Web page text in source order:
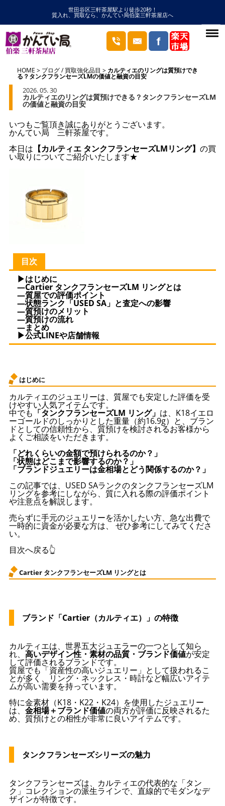
世田谷区三軒茶屋駅より徒歩20秒！
質入れ、買取なら、かんてい局伯楽三軒茶屋店へ
HOME ブログ/買取強化品目 カルティエのリングは質預けでき
る？タンクフランセーズLMの価値と融資の目安
2026. 05. 30
カルティエのリングは質預けできる？タンクフランセーズLM
の価値と融資の目安
いつもご覧頂き誠にありがとうございます。
かんてい局 三軒茶屋です。
本日は 【カルティエ タンクフランセーズLMリング】 の買
い取りについてご紹介いたします★
目次
▶はじめに
—Cartier タンクフランセーズLM リングとは
—質屋での評価ポイント
—状態ランク「USED SA」と査定への影響
—質預けのメリット
—質預けの流れ
—まとめ
▶公式LINEや店舗情報
はじめに
カルティエのジュエリーは、質屋でも安定した評価を受
けやすい人気アイテムです。
中でも 「タンクフランセーズLM リング」 は、K18イエロ
ーゴールドのしっかりとした重量（約16.9g）と、ブラン
ドとしての信頼性から、質預けを検討されるお客様から
よくご相談をいただきます。
「どれくらいの金額で預けられるのか？」
「状態はどこまで影響するのか？」
「ブランドジュエリーは金相場とどう関係するのか？」
この記事では、USED SAランクのタンクフランセーズLM
リングを参考にしながら、質に入れる際の評価ポイント
や注意点を解説します。
売らずに手元のジュエリーを活かしたい方、急な出費で
一時的に資金が必要な方は、 ぜひ参考にしてみてくださ
い。
目次へ戻る👆
Cartier タンクフランセーズLM リングとは
ブランド「Cartier（カルティエ）」の特徴
カルティエは、世界五大ジュエラーの一つとして知ら
れ、 高いデザイン性・素材の品質・ブランド価値が安定
して評価されるブランドです。
質屋でも「資産性の高いジュエリー」として扱われるこ
とが多く、リング・ネックレス・時計など幅広いアイテ
ムが高い需要を持っています。
特に金素材（K18・K22・K24）を使用したジュエリー
は、 金相場＋ブランド価値の両方が評価に反映されるた
め、質預けとの相性が非常に良いアイテムです。
タンクフランセーズシリーズの魅力
タンクフランセーズは、カルティエの代表的な「タン
ク」コレクションの派生ラインで、直線的でモダンなデ
ザインが特徴です。